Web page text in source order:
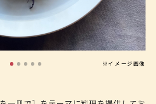
※イメージ画像